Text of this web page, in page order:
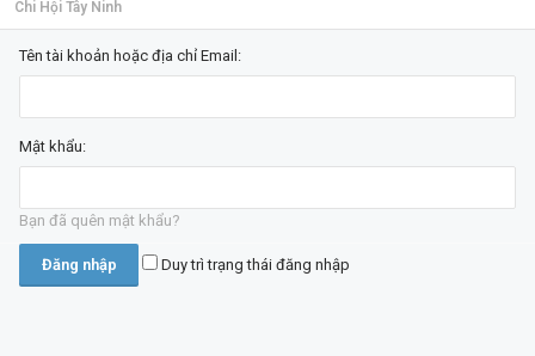
Chi Hội Tây Ninh
Tên tài khoản hoặc địa chỉ Email:
Mật khẩu:
Bạn đã quên mật khẩu?
Duy trì trạng thái đăng nhập